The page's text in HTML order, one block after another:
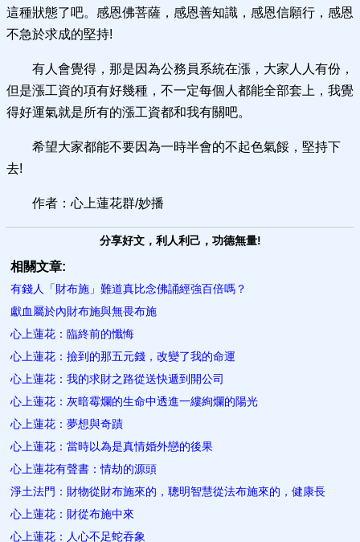
這種狀態了吧。感恩佛菩薩，感恩善知識，感恩信願行，感恩
不急於求成的堅持!
有人會覺得，那是因為公務員系統在漲，大家人人有份，
但是漲工資的項有好幾種，不一定每個人都能全部套上，我覺
得好運氣就是所有的漲工資都和我有關吧。
希望大家都能不要因為一時半會的不起色氣餒，堅持下
去!
作者：心上蓮花群/妙播
分享好文，利人利己，功德無量!
相關文章:
有錢人「財布施」難道真比念佛誦經強百倍嗎？
獻血屬於內財布施與無畏布施
心上蓮花：臨終前的懺悔
心上蓮花：撿到的那五元錢，改變了我的命運
心上蓮花：我的求財之路從送快遞到開公司
心上蓮花：灰暗霉爛的生命中透進一縷絢爛的陽光
心上蓮花：夢想與奇蹟
心上蓮花：當時以為是真情婚外戀的後果
心上蓮花有聲書：情劫的源頭
淨土法門：財物從財布施來的，聰明智慧從法布施來的，健康長
心上蓮花：財從布施中來
心上蓮花：人心不足蛇吞象